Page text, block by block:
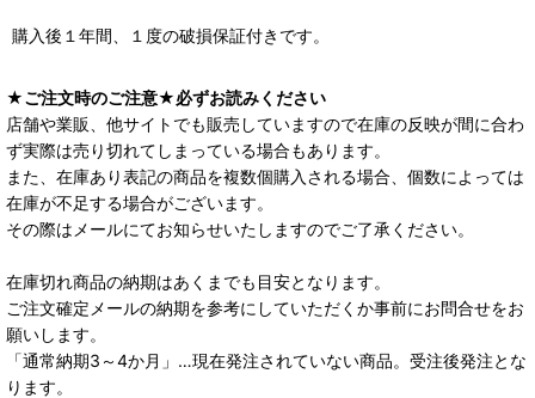
購入後１年間、１度の破損保証付きです。
★ご注文時のご注意★必ずお読みください
店舗や業販、他サイトでも販売していますので在庫の反映が間に合わ
ず実際は売り切れてしまっている場合もあります。
また、在庫あり表記の商品を複数個購入される場合、個数によっては
在庫が不足する場合がございます。
その際はメールにてお知らせいたしますのでご了承ください。
在庫切れ商品の納期はあくまでも目安となります。
ご注文確定メールの納期を参考にしていただくか事前にお問合せをお
願いします。
「通常納期3～4か月」…現在発注されていない商品。受注後発注とな
ります。